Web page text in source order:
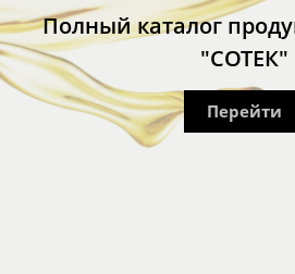
Полный каталог
"СОТЕК"
Перейти